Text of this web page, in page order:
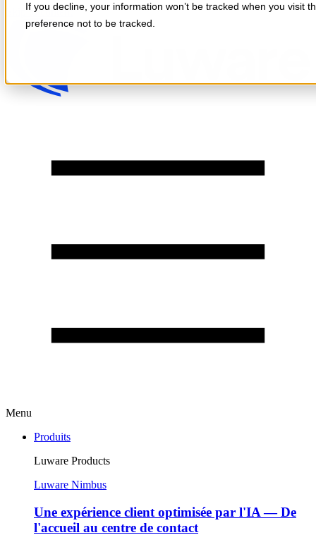
If you decline, your information won’t be tracked when you visit
preference not to be tracked.
Skip to content
Menu
Produits
Luware Products
Luware Nimbus
Une expérience client optimisée par l'IA — De
l'accueil au centre de contact